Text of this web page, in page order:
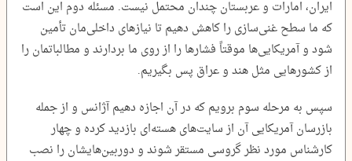
ایران، امارات و عربستان چندان محتمل نیست. مسئله دوم این است
که ما سطح غنی‌سازی را کاهش دهیم تا نیازهای داخلی‌مان تأمین
شود و آمریکایی‌ها موقتاً فشارها را از روی ما بردارند و مطالباتمان را
از کشورهایی مثل هند و عراق پس بگیریم.
سپس به مرحله سوم برویم که در آن اجازه دهیم آژانس و از جمله
بازرسان آمریکایی آن از سایت‌های هسته‌ای بازدید کرده و چهار
کارشناس مورد نظر گروسی مستقر شوند و دوربین‌هایشان را نصب